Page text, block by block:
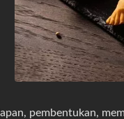
pembentukan,